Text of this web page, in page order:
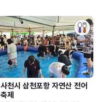
사천시 삼천포항 자연산 전어
축제